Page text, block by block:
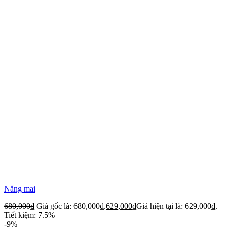
Nắng mai
680,000₫ Giá gốc là: 680,000₫.629,000₫Giá hiện tại là: 629,000₫.
Tiết kiệm: 7.5%
-9%